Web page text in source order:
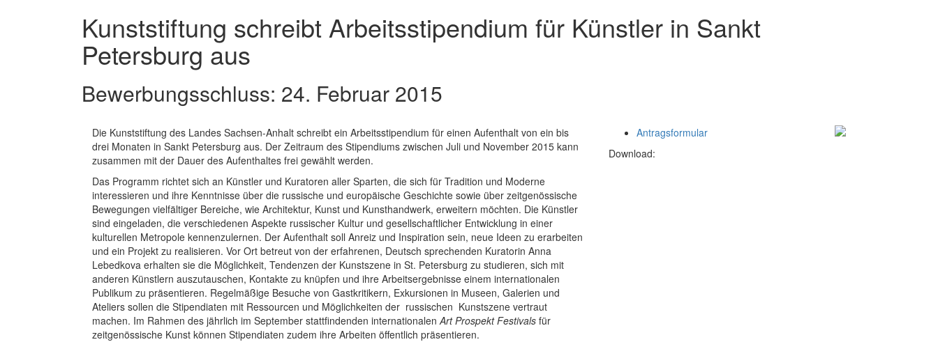
Kunststiftung schreibt Arbeitsstipendium für Künstler in Sankt
Petersburg aus
Bewerbungsschluss: 24. Februar 2015
Die Kunststiftung des Landes Sachsen-Anhalt schreibt ein Arbeitsstipendium für einen Aufenthalt von ein bis
drei Monaten in Sankt Petersburg aus. Der Zeitraum des Stipendiums zwischen Juli und November 2015 kann
zusammen mit der Dauer des Aufenthaltes frei gewählt werden.
Das Programm richtet sich an Künstler und Kuratoren aller Sparten, die sich für Tradition und Moderne
interessieren und ihre Kenntnisse über die russische und europäische Geschichte sowie über zeitgenössische
Bewegungen vielfältiger Bereiche, wie Architektur, Kunst und Kunsthandwerk, erweitern möchten. Die Künstler
sind eingeladen, die verschiedenen Aspekte russischer Kultur und gesellschaftlicher Entwicklung in einer
kulturellen Metropole kennenzulernen. Der Aufenthalt soll Anreiz und Inspiration sein, neue Ideen zu erarbeiten
und ein Projekt zu realisieren. Vor Ort betreut von der erfahrenen, Deutsch sprechenden Kuratorin Anna
Lebedkova erhalten sie die Möglichkeit, Tendenzen der Kunstszene in St. Petersburg zu studieren, sich mit
anderen Künstlern auszutauschen, Kontakte zu knüpfen und ihre Arbeitsergebnisse einem internationalen
Publikum zu präsentieren. Regelmäßige Besuche von Gastkritikern, Exkursionen in Museen, Galerien und
Ateliers sollen die Stipendiaten mit Ressourcen und Möglichkeiten der russischen Kunstszene vertraut
machen. Im Rahmen des jährlich im September stattfindenden internationalen Art Prospekt Festivals für
zeitgenössische Kunst können Stipendiaten zudem ihre Arbeiten öffentlich präsentieren.
Antragsformular
Download: